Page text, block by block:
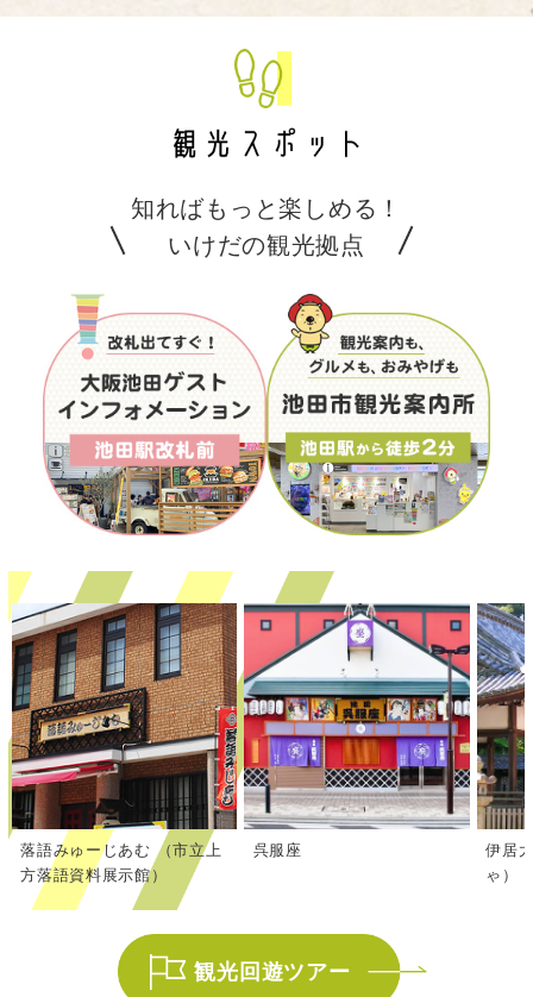
知ればもっと楽しめる！
いけだの観光拠点
落語みゅーじあむ （市立上
方落語資料展示館）
呉服座
伊居
ゃ）
観光回遊ツアー